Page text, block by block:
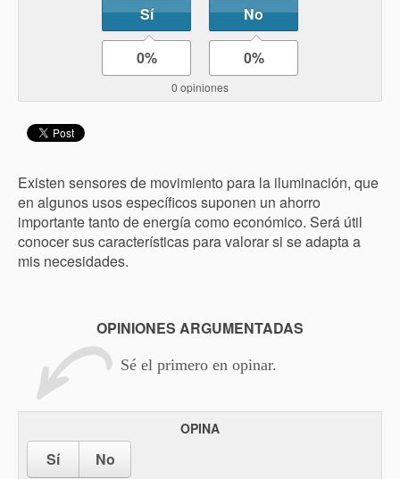
Sí No
0% 0%
0 opiniones
Existen sensores de movimiento para la iluminación, que
en algunos usos específicos suponen un ahorro
importante tanto de energía como económico. Será útil
conocer sus características para valorar si se adapta a
mis necesidades.
OPINIONES ARGUMENTADAS
Sé el primero en opinar.
OPINA
Sí No